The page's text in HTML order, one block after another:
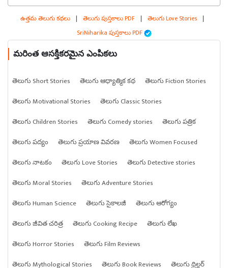
ఉత్తమ తెలుగు కథలు | తెలుగు పుస్తకాలు PDF | తెలుగు Love Stories |
SriNiharika పుస్తకాలు PDF
మరింత ఆసక్తికరమైన ఎంపికలు
తెలుగు Short Stories తెలుగు ఆధ్యాత్మిక కథ
తెలుగు Fiction Stories
తెలుగు Motivational Stories
తెలుగు Classic Stories
తెలుగు Children Stories
తెలుగు Comedy stories
తెలుగు పత్రిక
తెలుగు పద్యం
తెలుగు ప్రయాణ వివరణ
తెలుగు Women Focused
తెలుగు నాటకం
తెలుగు Love Stories
తెలుగు Detective stories
తెలుగు Moral Stories
తెలుగు Adventure Stories
తెలుగు Human Science
తెలుగు సైకాలజీ
తెలుగు ఆరోగ్యం
తెలుగు జీవిత చరిత్ర
తెలుగు Cooking Recipe
తెలుగు లేఖ
తెలుగు Horror Stories
తెలుగు Film Reviews
తెలుగు Mythological Stories
తెలుగు Book Reviews తెలుగు థ్రిల్లర్